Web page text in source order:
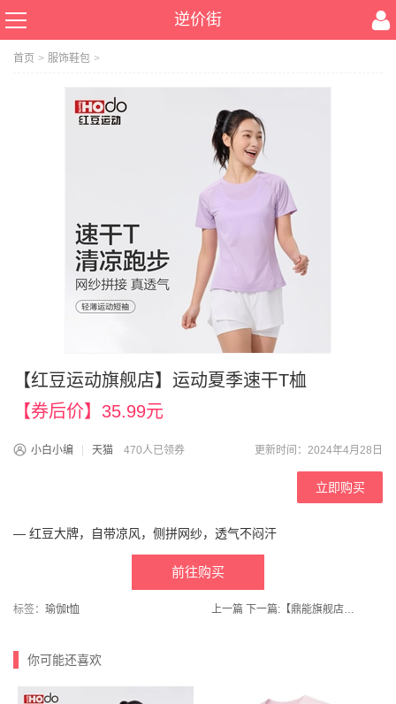
逆价街
首页 > 服饰鞋包 >
【红豆运动旗舰店】运动夏季速干T桖
【券后价】35.99元
小白小编 天猫 470人已领券 更新时间：2024年4月28日
立即购买
— 红豆大牌，自带凉风，侧拼网纱，透气不闷汗
前往购买
标签： 瑜伽t恤 上一篇 下一篇: 【鼎能旗舰店】充电式锂电池电蚊拍
你可能还喜欢